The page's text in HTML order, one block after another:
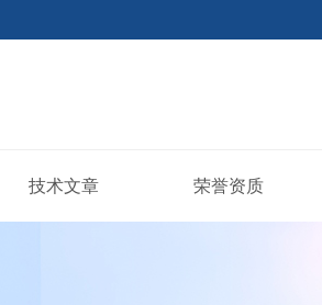
技术文章 荣誉资质